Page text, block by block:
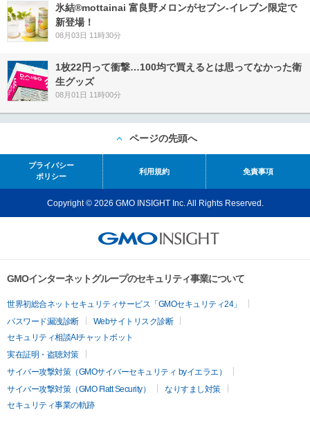
氷結®mottainai 富良野メロンがセブン‐イレブン限定で
新登場！
08月03日 11時30分
1枚22円って衝撃…100均で買えるとは思ってなかった衛
生グッズ
08月01日 11時00分
ページの先頭へ
プライバシー
ポリシー
利用規約 免責事項
Copyright © 2026 GMO INSIGHT Inc. All Rights Reserved.
GMOインターネットグループのセキュリティ事業について
世界初総合ネットセキュリティサービス「GMOセキュリティ24」
パスワード漏洩診断
Webサイトリスク診断
セキュリティ相談AIチャットボット
実在証明・盗聴対策
サイバー攻撃対策（GMOサイバーセキュリティ byイエラエ）
サイバー攻撃対策（GMO Flatt Security）
なりすまし対策
セキュリティ事業の軌跡